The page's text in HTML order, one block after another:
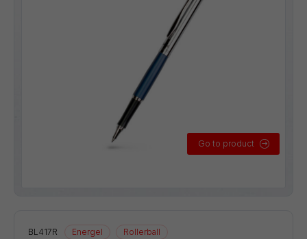
Go to product
BL417R Energel Rollerball